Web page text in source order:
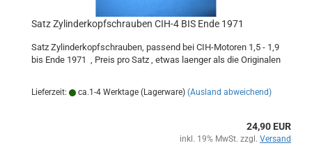
Satz Zylinderkopfschrauben CIH-4 BIS Ende 1971
Satz Zylinderkopfschrauben, passend bei CIH-Motoren 1,5 - 1,9
bis Ende 1971 , Preis pro Satz , etwas laenger als die Originalen
Lieferzeit: ca.1-4 Werktage (Lagerware) (Ausland abweichend)
24,90 EUR
inkl. 19% MwSt. zzgl. Versand